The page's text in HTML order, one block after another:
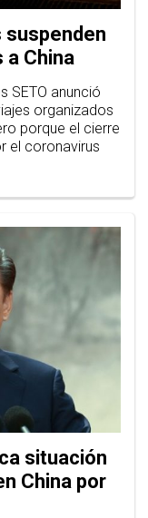
China
SETO anunció
organizados
porque el cierre
el coronavirus
situación
China por